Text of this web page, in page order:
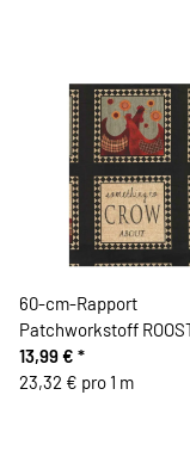
60-cm-Rapport
Patchworkstoff
Farmbilder, Benartex
13,99 € *
23,32 € pro 1 m